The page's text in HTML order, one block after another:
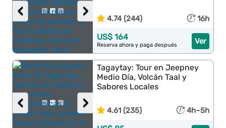
›
‹ 4.74 (244) 16h
Ver
US$ 164
Reserva ahora y paga después
›
‹
Tagaytay: Tour en Jeepney
Medio Día, Volcán Taal y
Sabores Locales
4.61 (235) 4h–5h